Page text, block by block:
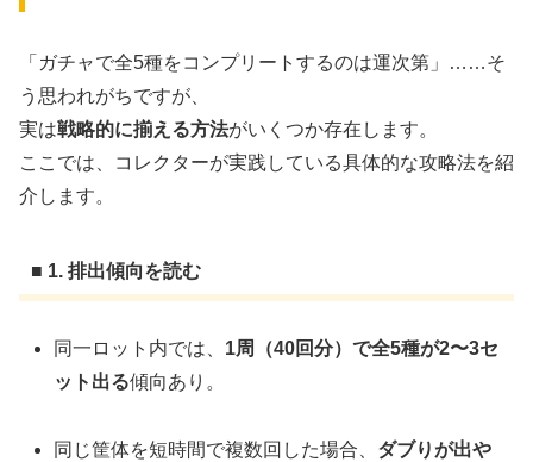
「ガチャで全5種をコンプリートするのは運次第」……そ
う思われがちですが、
実は戦略的に揃える方法がいくつか存在します。
ここでは、コレクターが実践している具体的な攻略法を紹
介します。
■ 1. 排出傾向を読む
同一ロット内では、 1周（40回分）で全5種が2〜3セ
ット出る傾向あり。
同じ筐体を短時間で複数回した場合、 ダブりが出や